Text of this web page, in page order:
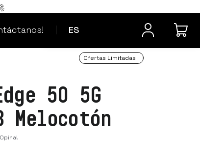
ES
¿Dudas? Contacta
Ofertas Limitadas
50 5G
Melocotón